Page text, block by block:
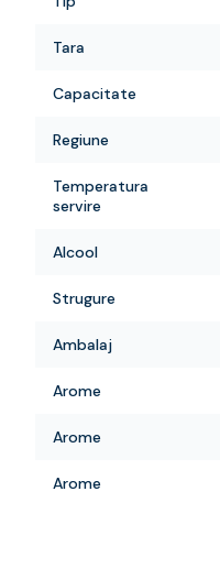
Tara
Capacitate
Regiune
Temperatura
servire
Alcool
Strugure
Ambalaj
Arome
Arome
Arome